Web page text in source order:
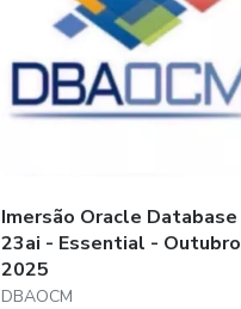
Imersão Oracle Database
23ai - Essential - Outubro
2025
DBAOCM